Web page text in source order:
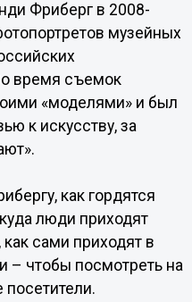
Фриберг в 2008-
музейных
время съемок
«моделями» и был
к искусству, за
как гордятся
люди приходят
сами приходят в
– чтобы посмотреть на
посетители.